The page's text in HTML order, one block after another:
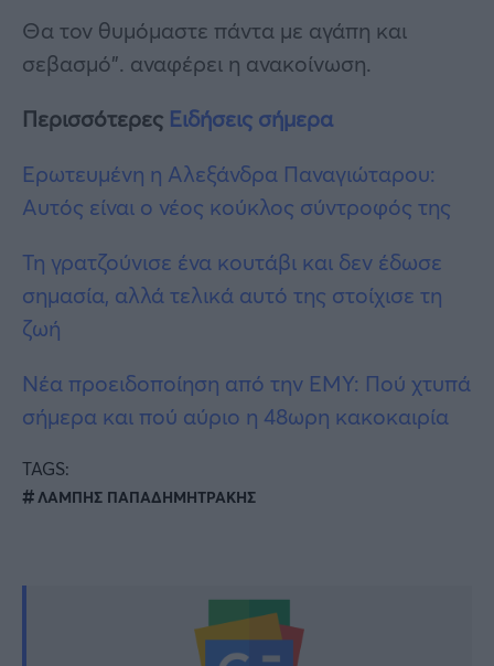
Θα τον θυμόμαστε πάντα με αγάπη και
σεβασμό”. αναφέρει η ανακοίνωση.
Περισσότερες Ειδήσεις σήμερα
Ερωτευμένη η Αλεξάνδρα Παναγιώταρου:
Αυτός είναι ο νέος κούκλος σύντροφός της
Τη γρατζούνισε ένα κουτάβι και δεν έδωσε
σημασία, αλλά τελικά αυτό της στοίχισε τη
ζωή
Νέα προειδοποίηση από την ΕΜΥ: Πού χτυπά
σήμερα και πού αύριο η 48ωρη κακοκαιρία
TAGS:
ΛΑΜΠΗΣ ΠΑΠΑΔΗΜΗΤΡΑΚΗΣ